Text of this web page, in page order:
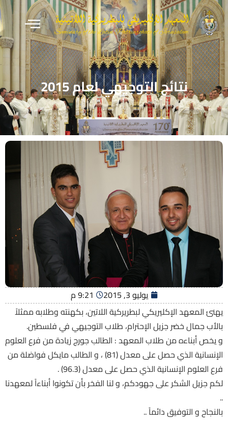
نتائج التوجيهي لعام 2015
يوليو 3, 2015
9:21 م
يهنئ المعهد الإكليريكي لبطريركية اللاتين، بكهنته وطلابه ممثلاً
بالأب جمال خضر جزيل الإحترام، طلاب التوجيهي في فلسطين.
و يخص أبناءه من طلاب المعهد : الطالب جورج زيادة من فرع العلوم
الإنسانية الذي حصل على معدل (81) ، و الطالب مايكل فواضلة من
فرع العلوم الإنسانية الذي حصل على معدل (96.3) .
لكم جزيل الشكر على جهودكم، و لنا الفخر بأن تكونوا أبناءاً لمعهدنا
..
بالنجاح و التوفيق دائماً ..